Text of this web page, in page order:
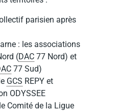
parisien après
: les associations
(DAC 77 Nord) et
77 Sud)
GCS REPY et
ODYSSEE
Comité de la Ligue